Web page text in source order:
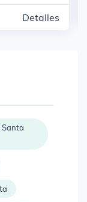
Detalles
Santa